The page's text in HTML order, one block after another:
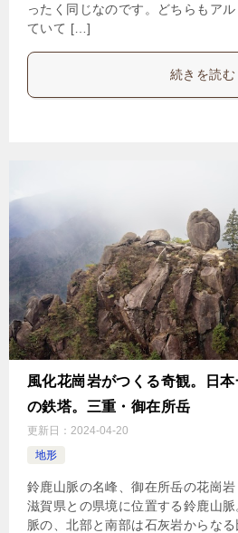
ったく同じなのです。どちらもア
ていて […]
続きを読む
風化花崗岩がつくる奇観。日
の鉄塔。三重・御在所岳
更新日： 2024-04-20
地形
鈴鹿山脈の名峰、御在所岳の花崗岩
滋賀県との県境に位置する鈴鹿山
脈の、北部と南部は石灰岩からな